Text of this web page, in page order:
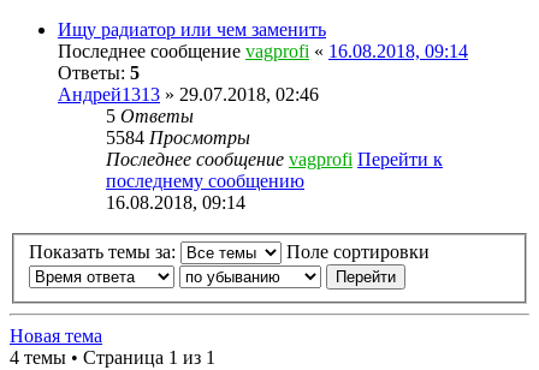
Ищу радиатор или чем заменить
Последнее сообщение vagprofi « 16.08.2018, 09:14
Ответы: 5
Андрей1313 » 29.07.2018, 02:46
5 Ответы
5584 Просмотры
Последнее сообщение vagprofi Перейти к
последнему сообщению
16.08.2018, 09:14
Показать темы за: Поле сортировки
Новая тема
4 темы • Страница 1 из 1